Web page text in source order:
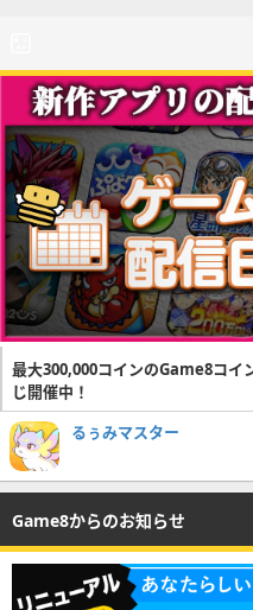
最大300,000コインのGame8コイ
じ開催中！
るぅみマスター
Game8からのお知らせ